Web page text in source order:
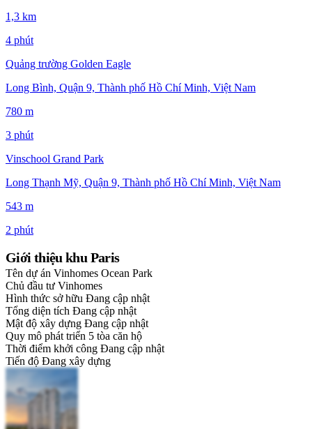
1,3 km
4 phút
Quảng trường Golden Eagle
Long Bình, Quận 9, Thành phố Hồ Chí Minh, Việt Nam
780 m
3 phút
Vinschool Grand Park
Long Thạnh Mỹ, Quận 9, Thành phố Hồ Chí Minh, Việt Nam
543 m
2 phút
Giới thiệu khu Paris
Tên dự án Vinhomes Ocean Park
Chủ đầu tư Vinhomes
Hình thức sở hữu Đang cập nhật
Tổng diện tích Đang cập nhật
Mật độ xây dựng Đang cập nhật
Quy mô phát triển 5 tòa căn hộ
Thời điểm khởi công Đang cập nhật
Tiến độ Đang xây dựng